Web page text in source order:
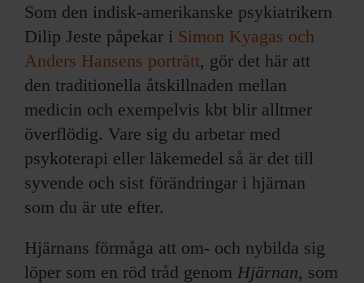
Som den indisk-amerikanske psykiatrikern
Dilip Jeste påpekar i Simon Kyagas och
Anders Hansens porträtt, gör det här att
den traditionella åtskillnaden mellan
medicin och exempelvis kbt blir alltmer
överflödig. Vare sig du arbetar med
psykoterapi eller läkemedel så är det till
syvende och sist förändringar i hjärnan
som du är ute efter.
Hjärnans förmåga att om- och nybilda sig
löper som en röd tråd genom Hjärnan, som